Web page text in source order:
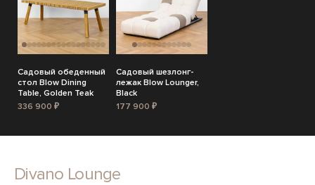
Садовый обеденный
стол Blow Dining
Table, Golden Teak
336 900 ₽
Садовый шезлонг-
лежак Blow Lounger,
Black
177 900 ₽
Divano Lounge